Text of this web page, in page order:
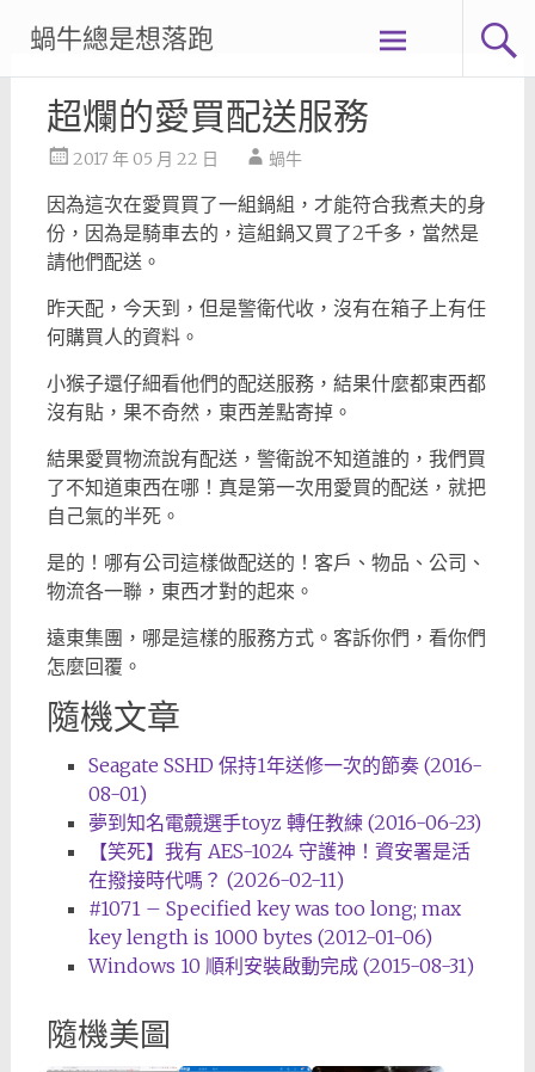
content
蝸牛總是想落跑
超爛的愛買配送服務
2017 年 05 月 22 日 蝸牛
因為這次在愛買買了一組鍋組，才能符合我煮夫的身
份，因為是騎車去的，這組鍋又買了2千多，當然是
請他們配送。
昨天配，今天到，但是警衛代收，沒有在箱子上有任
何購買人的資料。
小猴子還仔細看他們的配送服務，結果什麼都東西都
沒有貼，果不奇然，東西差點寄掉。
結果愛買物流說有配送，警衛說不知道誰的，我們買
了不知道東西在哪！真是第一次用愛買的配送，就把
自己氣的半死。
是的！哪有公司這樣做配送的！客戶、物品、公司、
物流各一聯，東西才對的起來。
遠東集團，哪是這樣的服務方式。客訴你們，看你們
怎麼回覆。
隨機文章
Seagate SSHD 保持1年送修一次的節奏 (2016-
08-01)
夢到知名電竸選手toyz 轉任教練 (2016-06-23)
【笑死】我有 AES-1024 守護神！資安署是活
在撥接時代嗎？ (2026-02-11)
#1071 – Specified key was too long; max
key length is 1000 bytes (2012-01-06)
Windows 10 順利安裝啟動完成 (2015-08-31)
隨機美圖